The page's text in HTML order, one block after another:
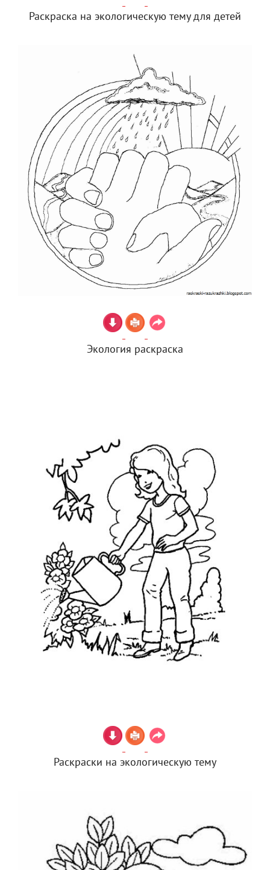
Раскраска на экологическую тему для детей
Экология раскраска
Раскраски на экологическую тему